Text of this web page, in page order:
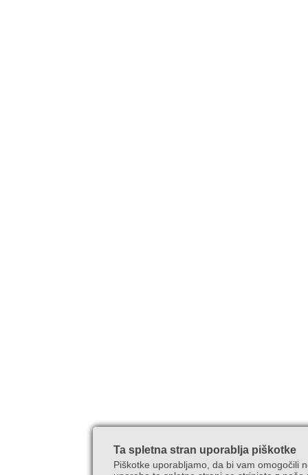
Ta spletna stran uporablja piškotke
Piškotke uporabljamo, da bi vam omogočili